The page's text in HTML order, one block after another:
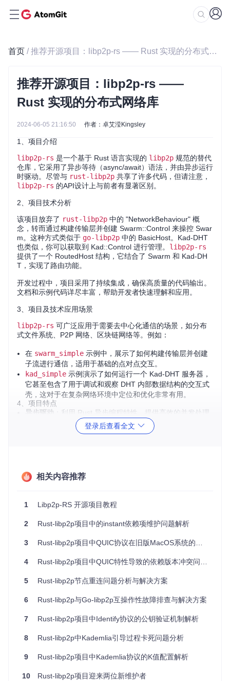
首页 / 推荐开源项目：libp2p-rs —— Rust 实现的分布式网络库
推荐开源项目：libp2p-rs ——
Rust 实现的分布式网络库
2024-06-05 21:16:50 作者：卓艾滢Kingsley
1、项目介绍
libp2p-rs 是一个基于 Rust 语言实现的 libp2p 规范的替代
仓库，它采用了异步等待（async/await）语法，并由异步运行
时驱动。尽管与 rust-libp2p 共享了许多代码，但请注意，
libp2p-rs 的API设计上与前者有显著区别。
2、项目技术分析
该项目放弃了 rust-libp2p 中的 "NetworkBehaviour" 概
念，转而通过构建传输层并创建 Swarm::Control 来操控 Swar
m。这种方式类似于 go-libp2p 中的 BasicHost。Kad-DHT
也类似，你可以获取到 Kad::Control 进行管理。 libp2p-rs
提供了一个 RoutedHost 结构，它结合了 Swarm 和 Kad-DH
T，实现了路由功能。
开发过程中，项目采用了持续集成，确保高质量的代码输出。
文档和示例代码详尽丰富，帮助开发者快速理解和应用。
3、项目及技术应用场景
libp2p-rs 可广泛应用于需要去中心化通信的场景，如分布
式文件系统、P2P 网络、区块链网络等。例如：
在 swarm_simple 示例中，展示了如何构建传输层并创建
子流进行通信，适用于基础的点对点交互。
kad_simple 示例演示了如何运行一个 Kad-DHT 服务器，
它甚至包含了用于调试和观察 DHT 内部数据结构的交互式
壳，这对于在复杂网络环境中定位和优化非常有用。
4、项目特点
异步驱动 ：利用 Rust 异步编程特性，提供高效的并发处理
：API 设计简洁，易于理解和使用，且提供了详细的
可扩展性：结合了 Swarm 和 Kad-DHT，可以轻松实现路
由功能，方便构建更复杂的分布式系统。
需要注意的是，libp2p-rs主分支处于积极开发状态，可能
会有破坏性的更改。因此，在升级或依赖此库时，请务必关注
版本更新。
如果你正在寻找一个高效、灵活且易于使用的 Rust 语言分布
式网络库，那么libp2p-rs绝对值得一试。现在就访问项目
，开始你的去中心化之旅吧！
登录后查看全文
相关内容推荐
1 Libp2p-RS 开源项目教程
2 Rust-libp2p项目中的instant依赖项维护问题解析
3 Rust-libp2p项目中QUIC协议在旧版MacOS系统的兼容性问题分析
4 Rust-libp2p项目中QUIC特性导致的依赖版本冲突问题分析
5 Rust-libp2p节点重连问题分析与解决方案
6 Rust-libp2p与Go-libp2p互操作性故障排查与解决方案
7 Rust-libp2p项目中Identify协议的公钥验证机制解析
8 Rust-libp2p中Kademlia引导过程卡死问题分析
9 Rust-libp2p项目中Kademlia协议的K值配置解析
10 Rust-libp2p项目迎来两位新维护者